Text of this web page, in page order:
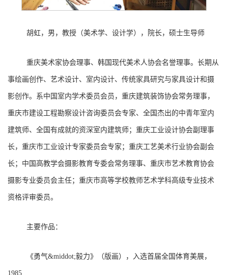
胡虹，男，教授（美术学、设计学），院长，硕士生导师
重庆美术家协会理事、韩国现代美术人协会名誉理事。长期从
事绘画创作、艺术设计、室内设计、传统家具研究与家具设计和摄
影创作。系中国室内学术委员会员，重庆建筑装饰协会常务理事，
重庆市建设工程勘察设计咨询委员会专家、全国杰出的中青年室内
建筑师、全国有成就的资深室内建筑师；重庆工业设计协会副理事
长，重庆市工业设计专家委员会专家；重庆工艺美术行业协会副会
长；中国高教学会摄影教育专委会常务理事、重庆市艺术教育协会
摄影专业委员会主任；重庆市高等学校教师艺术学科高级专业技术
资格评审委员。
主要作品：
《勇气&middot;毅力》（版画），入选首届全国体育美展，
1985